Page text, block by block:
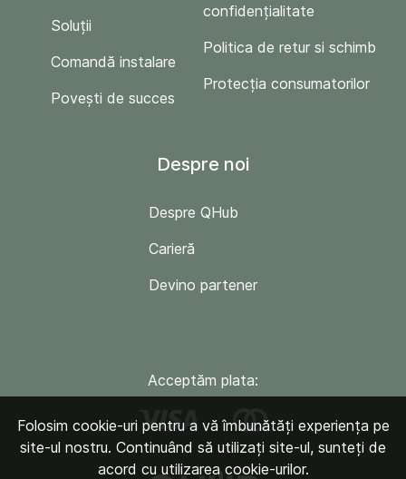
Soluții
Comandă instalare
Povești de succes
confidențialitate
Politica de retur si schimb
Protecția consumatorilor
Despre noi
Despre QHub
Carieră
Devino partener
Acceptăm plata:
Folosim cookie-uri pentru a vă îmbunătăți experiența pe
site-ul nostru. Continuând să utilizați site-ul, sunteți de
acord cu utilizarea cookie-urilor.